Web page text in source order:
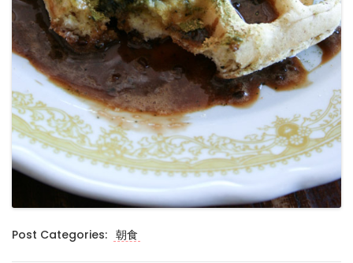
Post Categories: 朝食